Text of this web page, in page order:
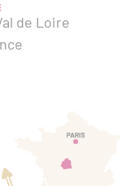
de Loire